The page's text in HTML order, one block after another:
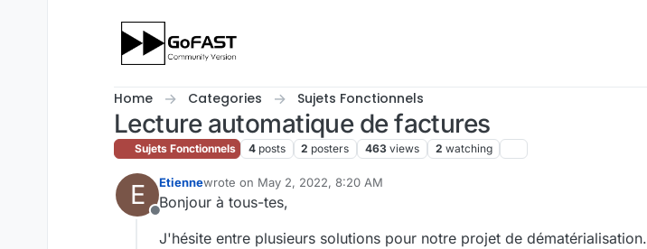
Home Categories Sujets Fonctionnels
Lecture automatique de factures
Sujets Fonctionnels 4 posts 2 posters 463 views 2 watching
E
Offline
Etiennewrote on May 2, 2022, 8:20 AM
last edited by
Bonjour à tous-tes,
J'hésite entre plusieurs solutions pour notre projet de dématérialisation.